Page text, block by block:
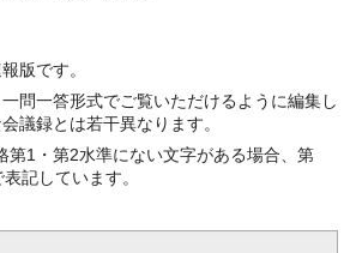
版です。
一問一答形式でご覧いただけるように編集し
議録とは若干異なります。
第1・第2水準にない文字がある場合、第
記しています。